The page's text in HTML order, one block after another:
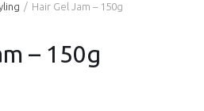
Hair Gel Jam – 150g
– 150g